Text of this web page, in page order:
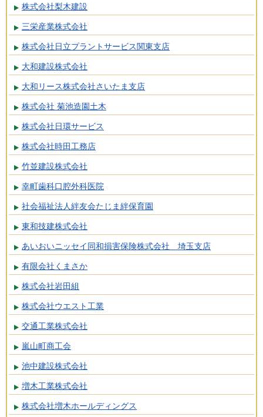
株式会社梨木建設
三栄産業株式会社
株式会社日立プラントサービス関東支店
大和建設株式会社
大和リース株式会社さいたま支店
株式会社 菊池造園土木
株式会社日環サービス
株式会社時田工務店
竹並建設株式会社
幸町歯科口腔外科医院
社会福祉法人絆友会たじま絆保育園
東和技建株式会社
あいおいニッセイ同和損害保険株式会社 埼玉支店
有限会社くまさか
株式会社岩田組
株式会社ウエスト工業
交通工業株式会社
嵐山町商工会
池中建設株式会社
増木工業株式会社
株式会社増木ホールディングス